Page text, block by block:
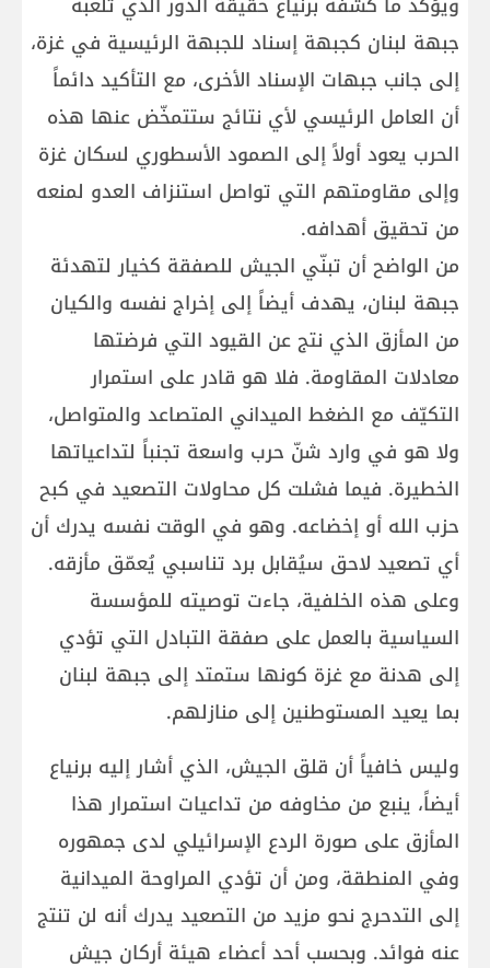
جبهة لبنان كجبهة إسناد للجبهة الرئيسية في غزة،
إلى جانب جبهات الإسناد الأخرى، مع التأكيد دائماً
أن العامل الرئيسي لأي نتائج ستتمخّض عنها هذه
الحرب يعود أولاً إلى الصمود الأسطوري لسكان غزة
وإلى مقاومتهم التي تواصل استنزاف العدو لمنعه
من تحقيق أهدافه.
من الواضح أن تبنّي الجيش للصفقة كخيار لتهدئة
جبهة لبنان، يهدف أيضاً إلى إخراج نفسه والكيان
من المأزق الذي نتج عن القيود التي فرضتها
معادلات المقاومة. فلا هو قادر على استمرار
التكيّف مع الضغط الميداني المتصاعد والمتواصل،
ولا هو في وارد شنّ حرب واسعة تجنباً لتداعياتها
الخطيرة. فيما فشلت كل محاولات التصعيد في كبح
حزب الله أو إخضاعه. وهو في الوقت نفسه يدرك أن
أي تصعيد لاحق سيُقابل برد تناسبي يُعمّق مأزقه.
وعلى هذه الخلفية، جاءت توصيته للمؤسسة
السياسية بالعمل على صفقة التبادل التي تؤدي
إلى هدنة مع غزة كونها ستمتد إلى جبهة لبنان
بما يعيد المستوطنين إلى منازلهم.
وليس خافياً أن قلق الجيش، الذي أشار إليه برنياع
أيضاً، ينبع من مخاوفه من تداعيات استمرار هذا
المأزق على صورة الردع الإسرائيلي لدى جمهوره
وفي المنطقة، ومن أن تؤدي المراوحة الميدانية
إلى التدحرج نحو مزيد من التصعيد يدرك أنه لن تنتج
عنه فوائد. وبحسب أحد أعضاء هيئة أركان جيش